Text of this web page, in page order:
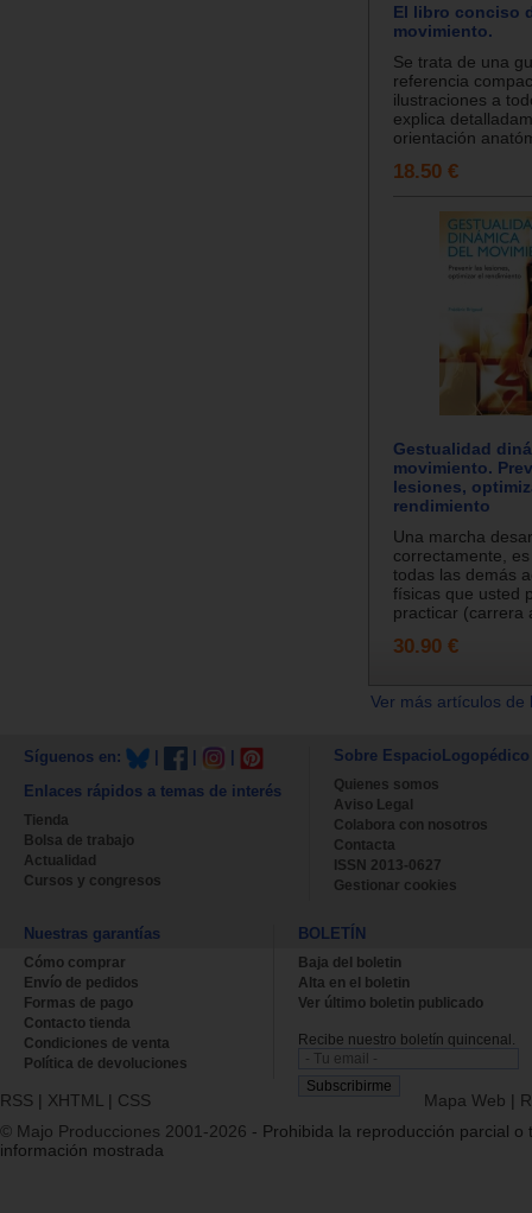
El libro conciso
movimiento.
Se trata de una
referencia
ilustraciones a
explica
orientación
18.50 €
Gestualidad
movimiento.
lesiones,
rendimiento
Una marcha
correctamente,
todas las demás
físicas que usted
practicar (carrera
30.90 €
Ver más artículos
Síguenos en:
Enlaces rápidos a temas de interés
Tienda
Bolsa de trabajo
Actualidad
Cursos y congresos
Sobre EspacioLogopédico
Quienes somos
Aviso Legal
Colabora con nosotros
Contacta
ISSN 2013-0627
Gestionar cookies
Nuestras garantías
Cómo comprar
Envío de pedidos
Formas de pago
Contacto tienda
Condiciones de venta
Política de devoluciones
BOLETÍN
Baja del boletin
Alta en el boletin
Ver último boletin publicado
Recibe nuestro boletín quincenal.
RSS | XHTML | CSS Mapa Web |
© Majo Producciones 2001-2026 - Prohibida la reproducción parcial o
información mostrada